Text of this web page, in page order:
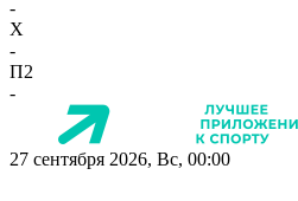
-
X
-
П2
-
27 сентября 2026, Вс, 00:00